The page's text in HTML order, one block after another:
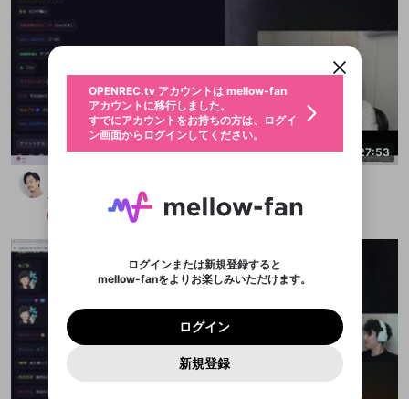
2:27:53
布団ちゃん
2025/10/19
ブレイクタイム広告
ライブ配信中に休憩するときに、最大1分間の広告
を表示することができます。
ユーザーの視聴環境によっては広告を表示すること
ができない場合があります。
詳しくはこちら
アプリで快適に視聴しよう！
ば、通知をもれなく受け取れます！
インストール アプリで開く
新規登録
メールアドレスで新規登録
または
Google
Yahoo! JAPAN
Appleでサインアップ
@
次にお進みください。
ログイン
メールアドレスでログイン
または
Google
Yahoo! JAPAN
Appleでサインイン
ログイン
ログイン
パスワードを忘れた方はこちら
アカウントをお持ちですか？アカウントを作成する
OPENREC.tv アカウントは mellow-fan
アカウントに移行しました。
すでにアカウントをお持ちの方は、ログイ
ン画面からログインしてください。
ログインまたは新規登録すると
mellow-fanをよりお楽しみいただけます。
ログイン
新規登録
登録したメールアドレスを入力し、送信してくださ
再設定する
入力していただいたメールアドレ
スに、パスワード再設定用URLを
のでご確認ください
OK
年 月
生年月は登録後に変更できません。
お住まいの地域
ご登録いただいた情報はサービスの向上を目的
として使用いたします。
一部サービスをご利用いただくには、生年月の
登録が必要です。
認証コードの入力
メイン及びcs.openrec.co.jpドメイン）が受信拒否設
定に含まれていないかご確認ください。
入力
セッションの有効期限が切れたた
プレミアム会員に入会
不適切なユーザーとして報告しま
すか？
問題を選択してください
わいせつな表現
著作権の侵害
なりすまし行為
0
報告された問題については、利用規約に違反しているか
どうかをスタッフが確認します。
用することは、利用規約違反になります。
サブスクシェア
Discordアカウントをお持ちでない方
Discordアカウントを作成
Discordは第三者が提供するコミュニティーサービスで、
mellow-fanとは関わりがありません。Discordに関してのお
問い合わせにはお答えすることができません。Discordの仕
様変更により、限定コミュニティ特典の提供が終了する可能